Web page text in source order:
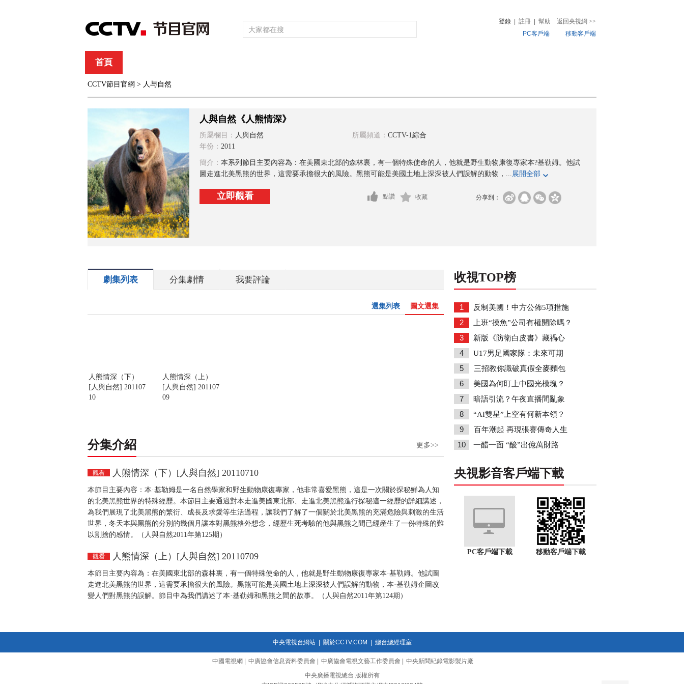
登錄 註冊 幫助 返回央視網 >>
PC客戶端
移動客戶端
首頁
綜合 新聞 財經 綜藝
CCTV節目官網 > 人与自然
人與自然《人熊情深》
所屬欄目： 人與自然 所屬頻道： CCTV-1綜合
年份： 2011
簡介： 本系列節目主要內容為：在美國東北部的森林裏，有一個特殊使命的人，他就是野生動物康復專家本?基勒姆。他試
圖走進北美黑熊的世界，這需要承擔很大的風險。黑熊可能是美國土地上深深被人們誤解的動物，...展開全部
立即觀看 分享到：
點讚 收藏
劇集列表 分集劇情 我要評論
圖文選集
選集列表
人熊情深（下）
[人與自然] 201107
10
人熊情深（上）
[人與自然] 201107
09
分集介紹 更多>>
觀看 人熊情深（下）[人與自然] 20110710
本節目主要內容：本·基勒姆是一名自然學家和野生動物康復專家，他非常喜愛黑熊，這是一次關於探秘鮮為人知
的北美黑熊世界的特殊經歷。本節目主要通過對本走進美國東北部、走進北美黑熊進行探秘這一經歷的詳細講述，
為我們展現了北美黑熊的繁衍、成長及求愛等生活過程，讓我們了解了一個關於北美黑熊的充滿危險與刺激的生活
世界，冬天本與黑熊的分別的幾個月讓本對黑熊格外想念，經歷生死考驗的他與黑熊之間已經産生了一份特殊的難
以割捨的感情。（人與自然2011年第125期）
觀看 人熊情深（上）[人與自然] 20110709
本節目主要內容為：在美國東北部的森林裏，有一個特殊使命的人，他就是野生動物康復專家本·基勒姆。他試圖
走進北美黑熊的世界，這需要承擔很大的風險。黑熊可能是美國土地上深深被人們誤解的動物，本·基勒姆企圖改
變人們對黑熊的誤解。節目中為我們講述了本·基勒姆和黑熊之間的故事。（人與自然2011年第124期）
收視TOP榜
1 反制美國！中方公佈5項措施
2 上班“摸魚”公司有權開除嗎？
3 新版《防衛白皮書》藏禍心
4 U17男足國家隊：未來可期
5 三招教你識破真假全麥麵包
6 美國為何盯上中國光模塊？
7 暗語引流？午夜直播間亂象
8 “AI雙星”上空有何新本領？
9 百年潮起 再現張謇傳奇人生
10 一醋一面 “酸”出億萬財路
央視影音客戶端下載
PC客戶端下載 移動客戶端下載
中央電視台網站| 關於CCTV.COM 總台總經理室
中國電視網 中廣協會信息資料委員會 中廣協會電視文藝工作委員會
中央新聞紀錄電影製片廠
中央廣播電視總台 版權所有